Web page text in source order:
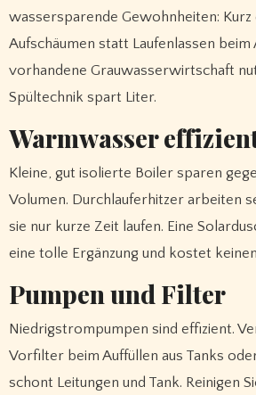
wassersparende Gewohnheiten: Kurz
Aufschäumen statt Laufenlassen beim
vorhandene Grauwasserwirtschaft
Spültechnik spart Liter.
Warmwasser
Kleine, gut isolierte Boiler sparen
Volumen. Durchlauferhitzer arbeiten
sie nur kurze Zeit laufen. Eine
eine tolle Ergänzung und kostet
Pumpen und Filter
Niedrigstrompumpen sind effizient.
Vorfilter beim Auffüllen aus Tanks
schont Leitungen und Tank. Reinigen